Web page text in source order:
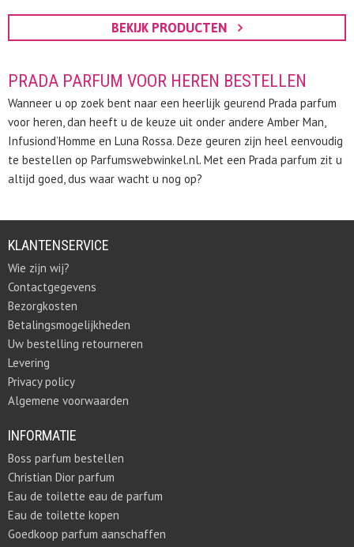
BEKIJK PRODUCTEN
PRADA PARFUM VOOR HEREN BESTELLEN
Wanneer u op zoek bent naar een heerlijk geurend Prada parfum
voor heren, dan heeft u de keuze uit onder andere Amber Man,
Infusiond’Homme en Luna Rossa. Deze geuren zijn heel eenvoudig
te bestellen op Parfumswebwinkel.nl. Met een Prada parfum zit u
altijd goed, dus waar wacht u nog op?
KLANTENSERVICE
Wie zijn wij?
Contactgegevens
Bezorgkosten
Betalingsmogelijkheden
Uw bestelling retourneren
Levering
Privacy policy
Algemene voorwaarden
INFORMATIE
Boss parfum bestellen
Christian Dior parfum
Eau de toilette eau de parfum
Eau de toilette kopen
Goedkoop parfum aanschaffen